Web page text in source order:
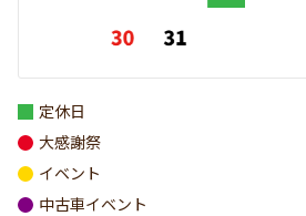
定休日
大感謝祭
イベント
中古車イベント